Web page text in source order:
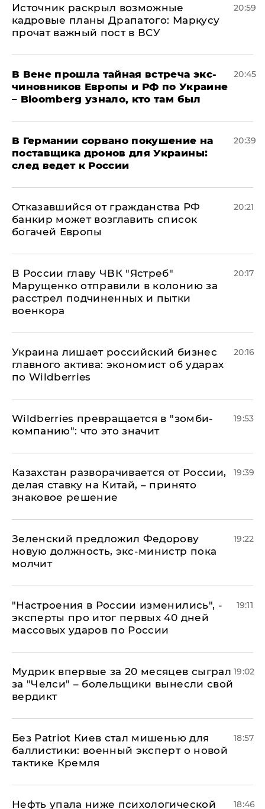
​Источник раскрыл возможные
кадровые планы Драпатого: Маркусу
прочат важный пост в ВСУ
20:59
В Вене прошла тайная встреча экс-
чиновников Европы и РФ по Украине
– Bloomberg узнало, кто там был
20:45
​В Германии сорвано покушение на
поставщика дронов для Украины:
след ведет к России
20:39
Отказавшийся от гражданства РФ
банкир может возглавить список
богачей Европы
20:21
В России главу ЧВК "Ястреб"
Марущенко отправили в колонию за
расстрел подчиненных и пытки
военкора
20:17
​Украина лишает российский бизнес
главного актива: экономист об ударах
по Wildberries
20:16
Wildberries превращается в "зомби-
компанию": что это значит
19:53
Казахстан разворачивается от России,
делая ставку на Китай, – принято
знаковое решение
19:39
Зеленский предложил Федорову
новую должность, экс-министр пока
молчит
19:22
"Настроения в России изменились", -
эксперты про итог первых 40 дней
массовых ударов по России
19:11
Мудрик впервые за 20 месяцев сыграл
за "Челси" – болельщики вынесли свой
вердикт
19:02
​Без Patriot Киев стал мишенью для
баллистики: военный эксперт о новой
тактике Кремля
18:57
Нефть упала ниже психологической
18:46